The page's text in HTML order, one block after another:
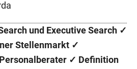
und Executive Search ✓
Stellenmarkt ✓
✓ Definition